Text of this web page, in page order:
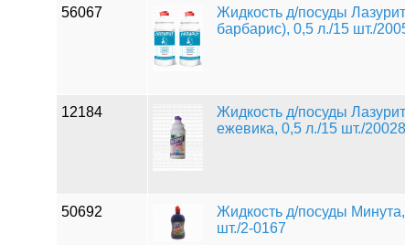
56067
Жидкость д/посуды
барбарис), 0,5 л./15 шт./
12184
Жидкость д/посуды
ежевика, 0,5 л./15 шт./20028
50692
Жидкость д/посуды
шт./2-0167